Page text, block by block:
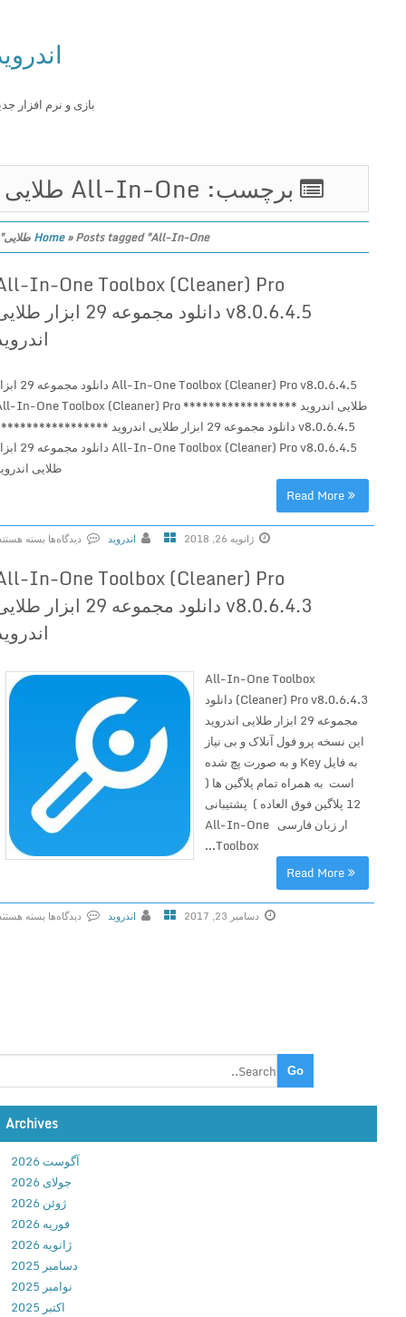
اندروید
بازی و نرم افزار جدید
برچسب: All-In-One طلایی
Home»Posts tagged "All-In-One طلایی"
All-In-One Toolbox (Cleaner) Pro
v8.0.6.4.5 دانلود مجموعه 29 ابزار طلایی
اندروید
All-In-One Toolbox (Cleaner) Pro v8.0.6.4.5 دانلود مجموعه 29 ابزار
طلایی اندروید ****************** All-In-One Toolbox (Cleaner) Pro
v8.0.6.4.5 دانلود مجموعه 29 ابزار طلایی اندروید ******************
All-In-One Toolbox (Cleaner) Pro v8.0.6.4.5 دانلود مجموعه 29 ابزار
طلایی اندروید
Read More
ژانویه 26, 2018 اندروید
دیدگاه‌ها
ر
-
O
n
e
l
e
n
r
)
P
o
v
8
.
بسته هستند
All-In-One Toolbox (Cleaner) Pro
v8.0.6.4.3 دانلود مجموعه 29 ابزار طلایی
اندروید
All-In-One Toolbox
(Cleaner) Pro v8.0.6.4.3 دانلود
مجموعه 29 ابزار طلایی اندروید
این نسخه پرو فول آنلاک و بی نیاز
به فایل Key و به صورت پچ شده
است به همراه تمام پلاگین ها (
12 پلاگین فوق العاده ) پشتیبانی
ار زبان فارسی All-In-One
Toolbox...
Read More
دسامبر 23, 2017 اندروید
دیدگاه‌ها
-
I
-
O
n
e
T
o
o
l
بسته هستند
Archives
آگوست 2026
جولای 2026
ژوئن 2026
فوریه 2026
ژانویه 2026
دسامبر 2025
نوامبر 2025